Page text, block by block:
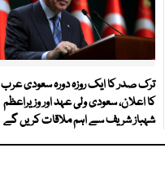
ترک صدر کا ایک روزہ دورہ سعودی عرب
کا اعلان، سعودی ولی عہد اور وزیراعظم
شہباز شریف سے اہم ملاقات کریں گے